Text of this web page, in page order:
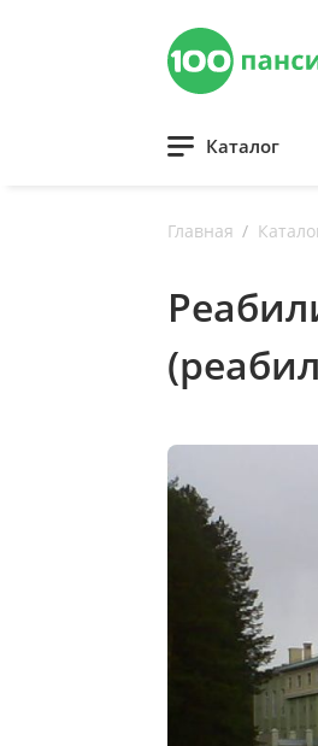
Каталог
Главная